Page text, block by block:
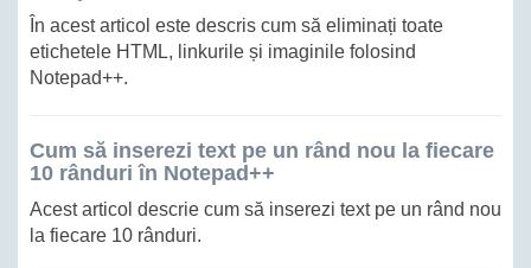
În acest articol este descris cum să eliminați toate
etichetele HTML, linkurile și imaginile folosind
Notepad++.
Cum să inserezi text pe un rând nou la fiecare
10 rânduri în Notepad++
Acest articol descrie cum să inserezi text pe un rând nou
la fiecare 10 rânduri.